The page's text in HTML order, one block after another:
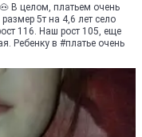
В целом, платьем очень
5т на 4,6 лет село
116. Наш рост 105, еще
Ребенку в #платье очень